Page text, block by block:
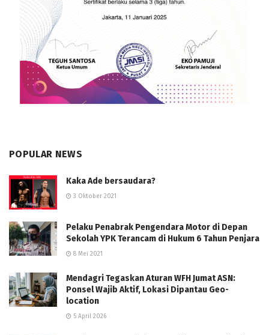
POPULAR NEWS
Kaka Ade bersaudara?
3 Oktober 2021
Pelaku Penabrak Pengendara Motor di Depan
Sekolah YPK Terancam di Hukum 6 Tahun Penjara
8 Mei 2021
Mendagri Tegaskan Aturan WFH Jumat ASN:
Ponsel Wajib Aktif, Lokasi Dipantau Geo-
location
5 April 2026